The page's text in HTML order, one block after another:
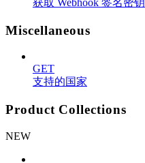
获取 Webhook 签名密钥
Miscellaneous
GET
支持的国家
Product Collections
NEW